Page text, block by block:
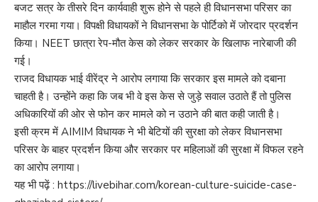
बजट सत्र के तीसरे दिन कार्यवाही शुरू होने से पहले ही विधानसभा परिसर का
माहौल गरमा गया। विपक्षी विधायकों ने विधानसभा के पोर्टिको में जोरदार प्रदर्शन
किया। NEET छात्रा रेप-मौत केस को लेकर सरकार के खिलाफ नारेबाजी की
गई।
राजद विधायक भाई वीरेंद्र ने आरोप लगाया कि सरकार इस मामले को दबाना
चाहती है। उन्होंने कहा कि जब भी वे इस केस से जुड़े सवाल उठाते हैं तो पुलिस
अधिकारियों की ओर से फोन कर मामले को न उठाने की बात कही जाती है।
इसी क्रम में AIMIM विधायक ने भी बेटियों की सुरक्षा को लेकर विधानसभा
परिसर के बाहर प्रदर्शन किया और सरकार पर महिलाओं की सुरक्षा में विफल रहने
का आरोप लगाया।
यह भी पढ़ें : https://livebihar.com/korean-culture-suicide-case-